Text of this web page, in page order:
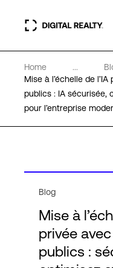
Data Centers
PlatformDIGITAL®
Expertise et
A propos de nous
Home ...
Mise à l’échelle de
publics : IA sécurisée,
pour l’entreprise
Blog
Mise à
privée
publics :